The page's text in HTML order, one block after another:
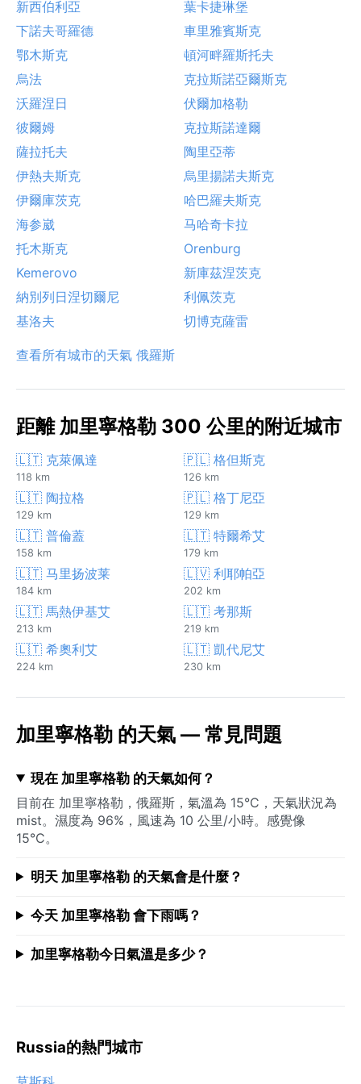
新西伯利亞
葉卡捷琳堡
下諾夫哥羅德
車里雅賓斯克
鄂木斯克
頓河畔羅斯托夫
烏法
克拉斯諾亞爾斯克
沃羅涅日
伏爾加格勒
彼爾姆
克拉斯諾達爾
薩拉托夫
陶里亞蒂
伊熱夫斯克
烏里揚諾夫斯克
伊爾庫茨克
哈巴羅夫斯克
海参崴
马哈奇卡拉
托木斯克
Orenburg
Kemerovo
新庫茲涅茨克
納別列日涅切爾尼
利佩茨克
基洛夫
切博克薩雷
查看所有城市的天氣 俄羅斯
距離 加里寧格勒 300 公里的附近城市
🇱🇹 克萊佩達
118 km
🇵🇱 格但斯克
126 km
🇱🇹 陶拉格
129 km
🇵🇱 格丁尼亞
129 km
🇱🇹 普倫蓋
158 km
🇱🇹 特爾希艾
179 km
🇱🇹 马里扬波莱
184 km
🇱🇻 利耶帕亞
202 km
🇱🇹 馬熱伊基艾
213 km
🇱🇹 考那斯
219 km
🇱🇹 希奧利艾
224 km
🇱🇹 凱代尼艾
230 km
加里寧格勒 的天氣 — 常見問題
現在 加里寧格勒 的天氣如何？
目前在 加里寧格勒，俄羅斯，氣溫為 15°C，天氣狀況為
mist。濕度為 96%，風速為 10 公里/小時。感覺像
15°C。
明天 加里寧格勒 的天氣會是什麼？
今天 加里寧格勒 會下雨嗎？
加里寧格勒今日氣溫是多少？
Russia的熱門城市